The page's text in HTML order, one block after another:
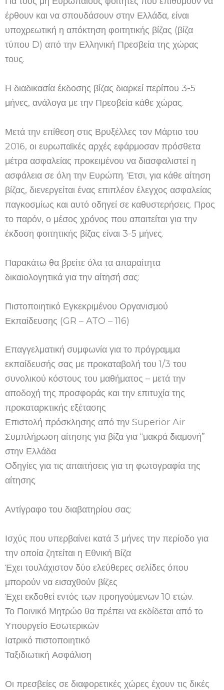
έρθουν και να σπουδάσουν στην Ελλάδα, είναι
υποχρεωτική η απόκτηση φοιτητικής βίζας (βίζα
τύπου D) από την Ελληνική Πρεσβεία της χώρας
τους.
Η διαδικασία έκδοσης βίζας διαρκεί περίπου 3-5
μήνες, ανάλογα με την Πρεσβεία κάθε χώρας.
Μετά την επίθεση στις Βρυξέλλες τον Μάρτιο του
2016, οι ευρωπαϊκές αρχές εφάρμοσαν πρόσθετα
μέτρα ασφαλείας προκειμένου να διασφαλιστεί η
ασφάλεια σε όλη την Ευρώπη. Έτσι, για κάθε αίτηση
βίζας, διενεργείται ένας επιπλέον έλεγχος ασφαλείας
παγκοσμίως και αυτό οδηγεί σε καθυστερήσεις. Προς
το παρόν, ο μέσος χρόνος που απαιτείται για την
έκδοση φοιτητικής βίζας είναι 3-5 μήνες.
Παρακάτω θα βρείτε όλα τα απαραίτητα
δικαιολογητικά για την αίτησή σας:
Πιστοποιητικό Εγκεκριμένου Οργανισμού
Εκπαίδευσης (GR – ATO – 116)
Επαγγελματική συμφωνία για το πρόγραμμα
εκπαίδευσής σας με προκαταβολή του 1/3 του
συνολικού κόστους του μαθήματος – μετά την
αποδοχή της προσφοράς και την επιτυχία της
προκαταρκτικής εξέτασης
Επιστολή πρόσκλησης από την Superior Air
Συμπλήρωση αίτησης για βίζα για “μακρά διαμονή”
στην Ελλάδα
Οδηγίες για τις απαιτήσεις για τη φωτογραφία της
αίτησης
Αντίγραφο του διαβατηρίου σας:
Ισχύς που υπερβαίνει κατά 3 μήνες την περίοδο για
την οποία ζητείται η Εθνική Βίζα
Έχει τουλάχιστον δύο ελεύθερες σελίδες όπου
μπορούν να εισαχθούν βίζες
Έχει εκδοθεί εντός των προηγούμενων 10 ετών.
Το Ποινικό Μητρώο θα πρέπει να εκδίδεται από το
Υπουργείο Εσωτερικών
Ιατρικό πιστοποιητικό
Ταξιδιωτική Ασφάλιση
Οι πρεσβείες σε διαφορετικές χώρες έχουν τις δικές